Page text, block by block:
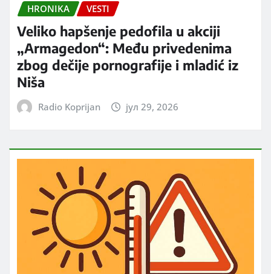
HRONIKA VESTI
Veliko hapšenje pedofila u akciji
„Armagedon“: Među privedenima
zbog dečije pornografije i mladić iz
Niša
Radio Koprijan јул 29, 2026